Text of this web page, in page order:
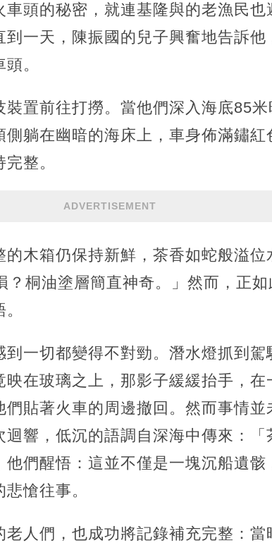
頭的秘密，就連基隆與的老漁民也
一天，陳振國的兒子興奮地告訴他
。
置前往打撈。當他們深入海底85
躺在幽暗的海床上，車身佈滿鏽紅
整。
ADVERTISEMENT
木箱仍保持新鮮，茶香如蛇般溢位
桐油塗層簡直神奇。」然而，正如
一切都變得不對勁。潛水燈抓到駕
在玻璃之上，那影子緩緩抬手，在
貼著火車的周邊撤回。然而事情
響，低沉的語調自深海中傳來：
們醒悟：這並不僅是一塊沉船遺骸
愴往事。
人們，也成功將記錄補充完整：